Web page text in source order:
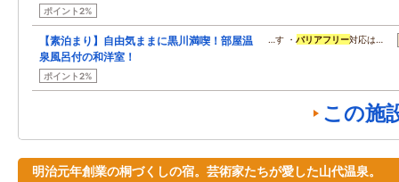
ポイント2%
【素泊まり】自由気ままに黒川満喫！部屋温
泉風呂付の和洋室！
ポイント2%
…す ・バリアフリー対応は…
この施
明治元年創業の桐づくしの宿。芸術家たちが愛した山代温泉。